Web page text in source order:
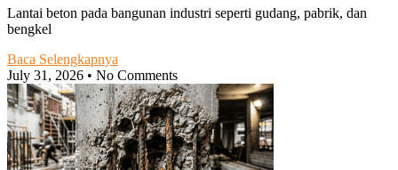
Lantai beton pada bangunan industri seperti gudang, pabrik, dan
bengkel
Baca Selengkapnya
July 31, 2026
No Comments